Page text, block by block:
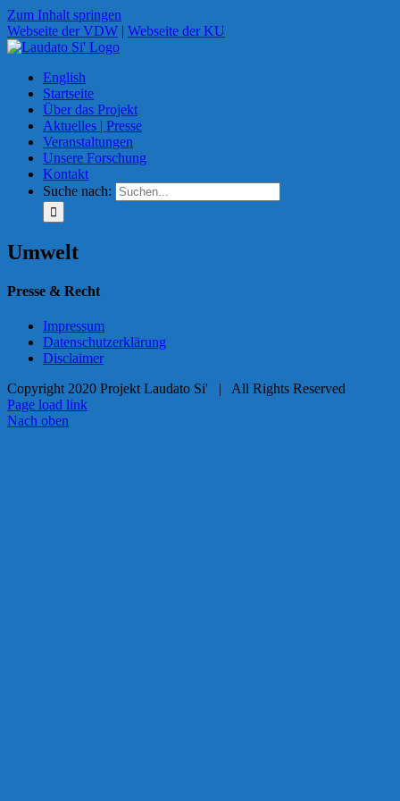
Zum Inhalt springen
Webseite der VDW | Webseite der KU
English
Startseite
Über das Projekt
Aktuelles | Presse
Veranstaltungen
Unsere Forschung
Kontakt
Suche nach:
Umwelt
Presse & Recht
Impressum
Datenschutzerklärung
Disclaimer
Copyright 2020 Projekt Laudato Si' | All Rights Reserved
Page load link
Nach oben